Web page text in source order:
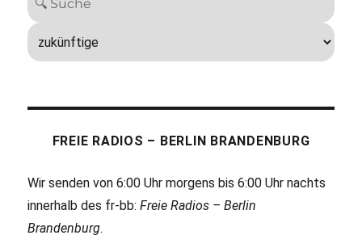
FREIE RADIOS – BERLIN BRANDENBURG
Wir senden von 6:00 Uhr morgens bis 6:00 Uhr nachts
innerhalb des fr-bb:Freie Radios – Berlin
Brandenburg.